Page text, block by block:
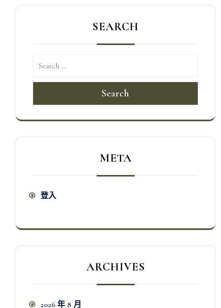
SEARCH
Search
META
登入
ARCHIVES
2026 年 8 月